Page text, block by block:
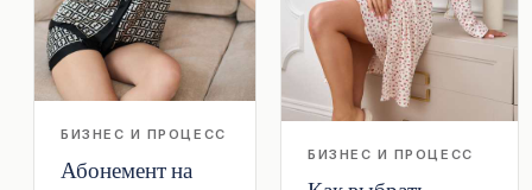
БИЗНЕС И ПРОЦЕСС
Абонемент на
БИЗНЕС И ПРОЦЕСС